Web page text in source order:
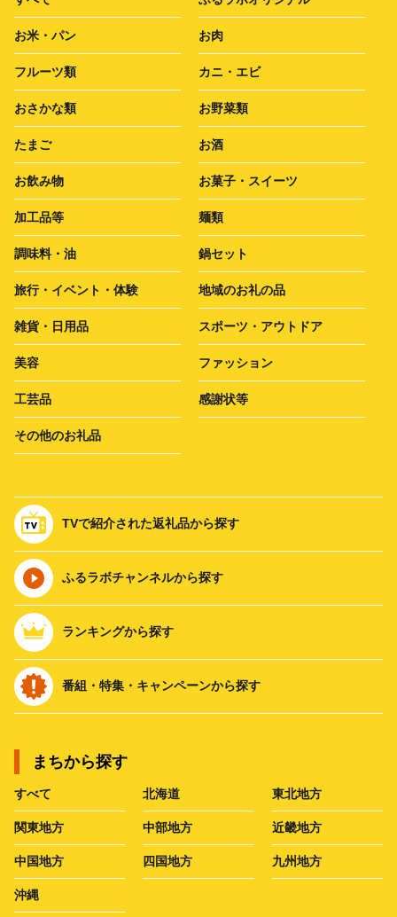
お米・パン お肉
フルーツ類 カニ・エビ
おさかな類 お野菜類
たまご お酒
お飲み物 お菓子・スイーツ
加工品等 麺類
調味料・油 鍋セット
旅行・イベント・体験 地域のお礼の品
雑貨・日用品 スポーツ・アウトドア
美容 ファッション
工芸品 感謝状等
その他のお礼品
TVで紹介された返礼品から探す
ふるラボチャンネルから探す
ランキングから探す
番組・特集・キャンペーンから探す
まちから探す
すべて 北海道 東北地方
関東地方 中部地方 近畿地方
中国地方 四国地方 九州地方
沖縄